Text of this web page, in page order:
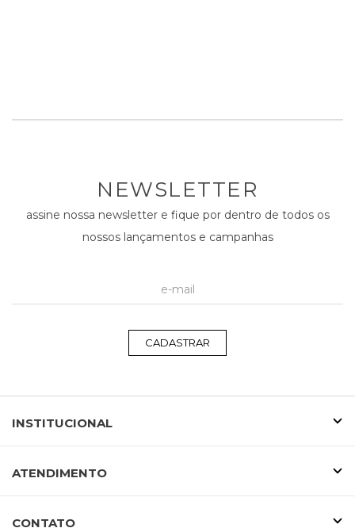
NEWSLETTER
assine nossa newsletter e fique por dentro de todos os
nossos lançamentos e campanhas
CADASTRAR
INSTITUCIONAL
ATENDIMENTO
CONTATO